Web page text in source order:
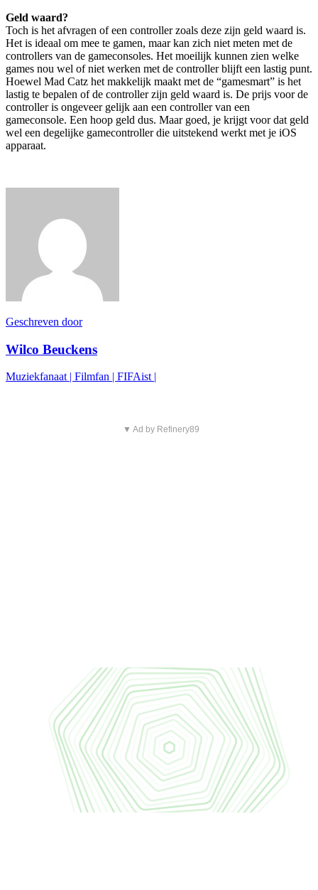
Geld waard?
Toch is het afvragen of een controller zoals deze zijn geld waard is.
Het is ideaal om mee te gamen, maar kan zich niet meten met de
controllers van de gameconsoles. Het moeilijk kunnen zien welke
games nou wel of niet werken met de controller blijft een lastig punt.
Hoewel Mad Catz het makkelijk maakt met de “gamesmart” is het
lastig te bepalen of de controller zijn geld waard is. De prijs voor de
controller is ongeveer gelijk aan een controller van een
gameconsole. Een hoop geld dus. Maar goed, je krijgt voor dat geld
wel een degelijke gamecontroller die uitstekend werkt met je iOS
apparaat.
Geschreven door
Wilco Beuckens
Muziekfanaat | Filmfan | FIFAist |
▼ Ad by Refinery89